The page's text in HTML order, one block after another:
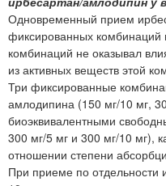
Одновременный прием
фиксированных комбинаций
комбинаций не оказывал
из активных веществ этой
Три фиксированные
амлодипина (150 мг/10 мг,
биоэквивалентными
300 мг/5 мг и 300 мг/10 мг),
отношении степени
При приеме по отдельности